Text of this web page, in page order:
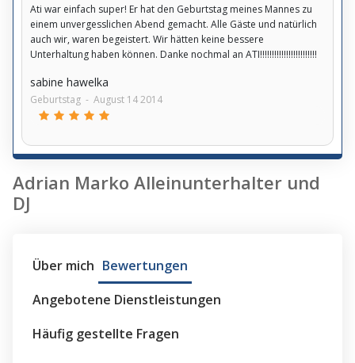
Ati war einfach super! Er hat den Geburtstag meines Mannes zu
einem unvergesslichen Abend gemacht. Alle Gäste und natürlich
auch wir, waren begeistert. Wir hätten keine bessere
Unterhaltung haben können. Danke nochmal an ATI!!!!!!!!!!!!!!!!!!!!!!!!
sabine hawelka
Geburtstag - August 14 2014
Adrian Marko Alleinunterhalter und
DJ
Über mich Bewertungen
Angebotene Dienstleistungen
Häufig gestellte Fragen